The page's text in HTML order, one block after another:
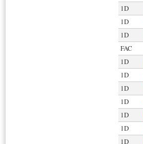
1D
1D
1D
FAC
1D
1D
1D
1D
1D
1D
1D